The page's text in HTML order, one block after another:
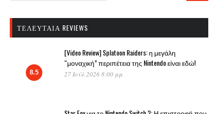
ΤΕΛΕΥΤΑΊΑ REVIEWS
8.5
[Video Review] Splatoon Raiders: η μεγάλη
“μοναχική” περιπέτεια της Nintendo είναι εδώ!
27 Ιούλ 2026 8:00 μμ